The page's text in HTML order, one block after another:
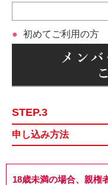
初めてご利用の方
STEP.3
申し込み方法
18歳未満の場合、親権